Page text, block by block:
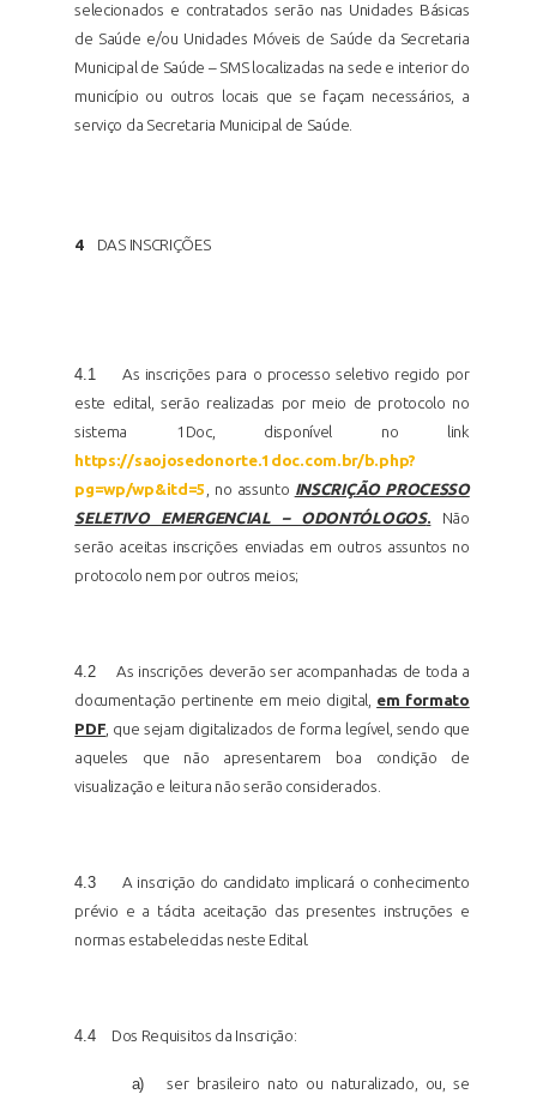
selecionados e contratados serão nas Unidades Básicas
de Saúde e/ou Unidades Móveis de Saúde da Secretaria
Municipal de Saúde – SMS localizadas na sede e interior do
município ou outros locais que se façam necessários, a
serviço da Secretaria Municipal de Saúde.
4 DAS INSCRIÇÕES
4.1
As inscrições para o processo seletivo regido por
este edital, serão realizadas por meio de protocolo no
sistema 1Doc, disponível no link
https://saojosedonorte.1doc.com.br/b.php?
pg=wp/wp&itd=5 , no assunto INSCRIÇÃO PROCESSO
SELETIVO EMERGENCIAL – ODONTÓLOGOS. Não
serão aceitas inscrições enviadas em outros assuntos no
protocolo nem por outros meios;
4.2
As inscrições deverão ser acompanhadas de toda a
documentação pertinente em meio digital, em formato
PDF, que sejam digitalizados de forma legível, sendo que
aqueles que não apresentarem boa condição de
visualização e leitura não serão considerados.
4.3
A inscrição do candidato implicará o conhecimento
prévio e a tácita aceitação das presentes instruções e
normas estabelecidas neste Edital.
4.4 Dos Requisitos da Inscrição:
a)
ser brasileiro nato ou naturalizado, ou, se